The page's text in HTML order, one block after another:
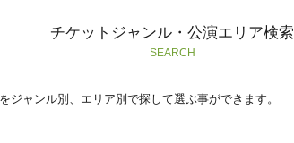
チケットジャンル・公演エリア検索
SEARCH
ジャンル別、エリア別で探して選ぶ事ができます。